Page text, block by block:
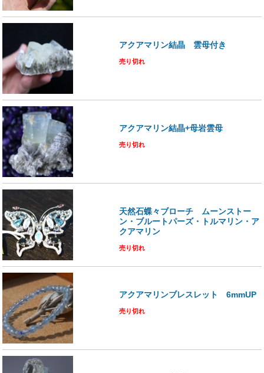
アクアマリン結晶 雲母付き
売り切れ
アクアマリン結晶+母岩雲母
売り切れ
天然石蝶々ブローチ ムーンストー
ン・ブルートパーズ・トルマリン・ア
クアマリン
売り切れ
アクアマリンブレスレット 6mmUP
売り切れ